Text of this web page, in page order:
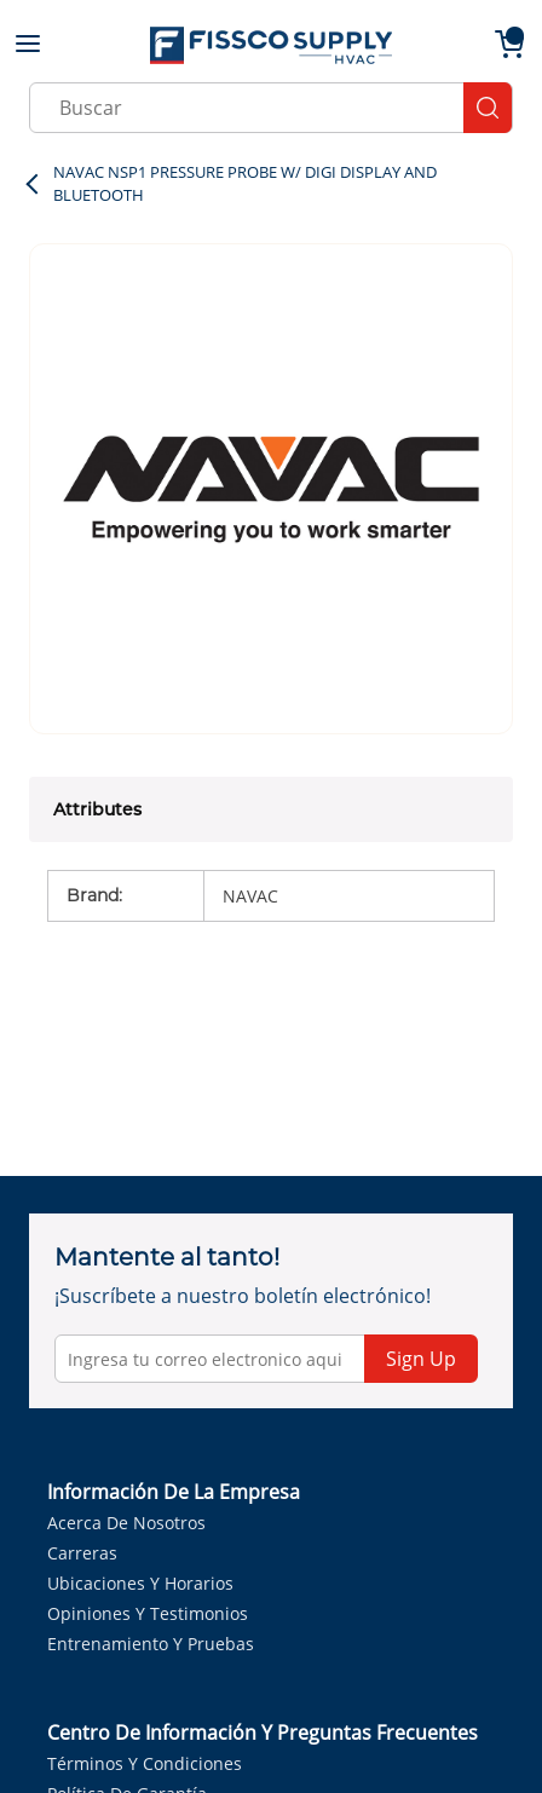
Skip to main content
Site Search
NAVAC NSP1 PRESSURE PROBE W/ DIGI DISPLAY AND
BLUETOOTH
Attributes
Brand: NAVAC
Mantente al tanto!
¡Suscríbete a nuestro boletín electrónico!
Sign Up
Información De La Empresa
Acerca De Nosotros
Carreras
Ubicaciones Y Horarios
Opiniones Y Testimonios
Entrenamiento Y Pruebas
Centro De Información Y Preguntas Frecuentes
Términos Y Condiciones